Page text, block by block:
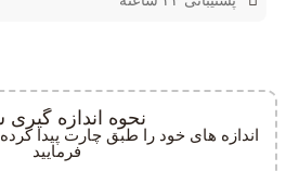
نحوه اندازه گیری
اندازه های خود را طبق چارت پیدا
فرمایید